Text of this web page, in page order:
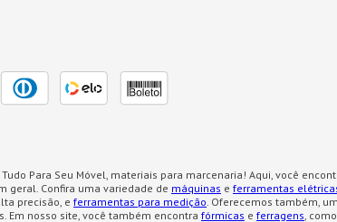
Para Seu Móvel, materiais para marcenaria! Aqui, você
geral. Confira uma variedade de máquinas e ferramentas
precisão, e ferramentas para medição. Oferecemos também,
Em nosso site, você também encontra fórmicas e ferragens, como